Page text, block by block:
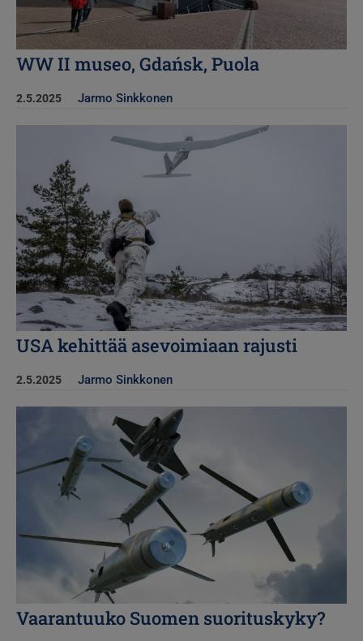
WW II museo, Gdańsk, Puola
2.5.2025 Jarmo Sinkkonen
USA kehittää asevoimiaan rajusti
2.5.2025 Jarmo Sinkkonen
Vaarantuuko Suomen suorituskyky?